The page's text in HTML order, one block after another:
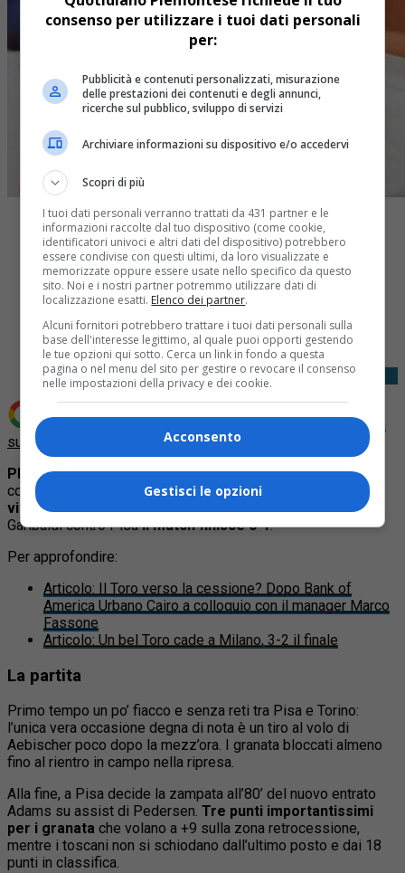
Share
Tweet
Aggiungi Quotidiano Piemontese come
Fonte preferita
su Google
PISA –Il giorno di festa si trasforma anche in vittoria
concreta sul campo di gioco: ilTorinodi D’Aversa
torna a
vincerein trasferta in campionato dopo tre mesi e all’Arena
Garibaldi contro Pisail match finisce 0-1.
Per approfondire:
Articolo: Il Toro verso la cessione? Dopo Bank of
America Urbano Cairo a colloquio con il manager Marco
Fassone
Articolo: Un bel Toro cade a Milano, 3-2 il finale
La partita
Primo tempo un po’ fiacco e senza reti tra Pisa e Torino:
l’unica vera occasione degna di nota è un tiro al volo di
Aebischer poco dopo la mezz’ora. I granata bloccati almeno
fino al rientro in campo nella ripresa.
Alla fine, a Pisa decide la zampata all’80’ del nuovo entrato
Adams su assist di Pedersen. Tre punti importantissimi
per i granata che volano a +9 sulla zona retrocessione,
mentre i toscani non si schiodano dall’ultimo posto e dai 18
punti in classifica.
consenso per utilizzare i tuoi dati personali
per:
Pubblicità e contenuti personalizzati, misurazione
delle prestazioni dei contenuti e degli annunci,
ricerche sul pubblico, sviluppo di servizi
Archiviare informazioni su dispositivo e/o accedervi
Scopri di più
I tuoi dati personali verranno trattati da 431 partner e le
informazioni raccolte dal tuo dispositivo (come cookie,
identificatori univoci e altri dati del dispositivo) potrebbero
essere condivise con questi ultimi, da loro visualizzate e
memorizzate oppure essere usate nello specifico da questo
sito. Noi e i nostri partner potremmo utilizzare dati di
localizzazione esatti. Elenco dei partner.
Alcuni fornitori potrebbero trattare i tuoi dati personali sulla
base dell'interesse legittimo, al quale puoi opporti gestendo
le tue opzioni qui sotto. Cerca un link in fondo a questa
pagina o nel menu del sito per gestire o revocare il consenso
nelle impostazioni della privacy e dei cookie.
Acconsento
Gestisci le opzioni